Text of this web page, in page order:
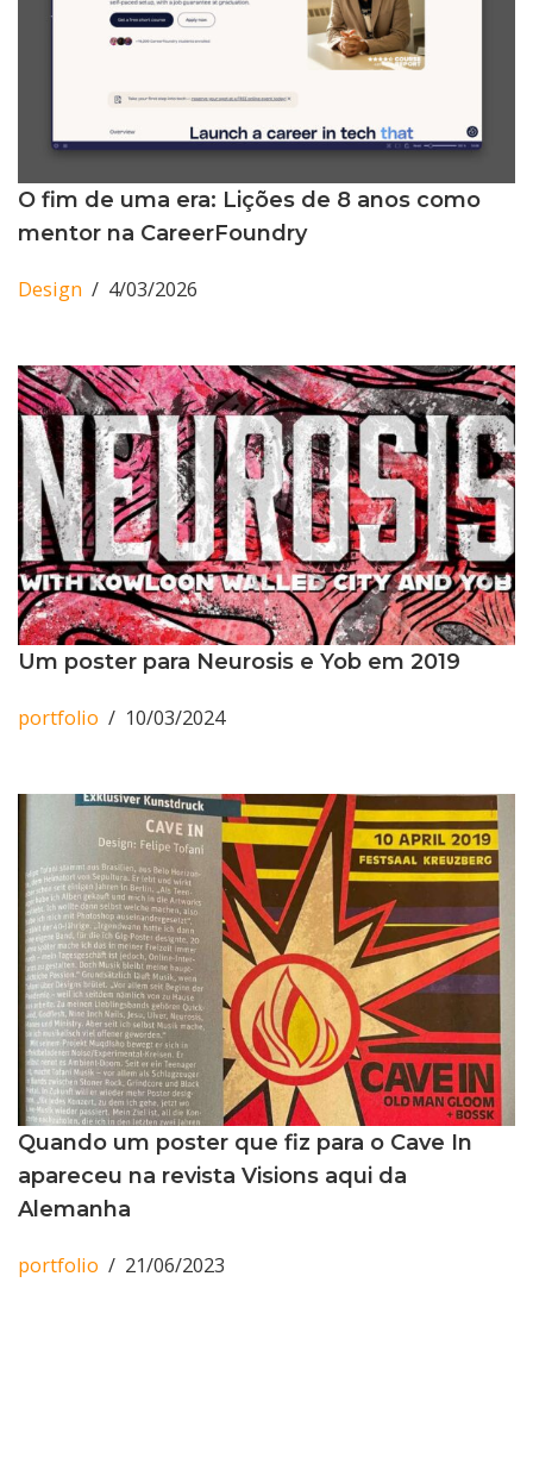
O fim de uma era: Lições de 8 anos como
mentor na CareerFoundry
Design 4/03/2026
Um poster para Neurosis e Yob em 2019
portfolio 10/03/2024
Quando um poster que fiz para o Cave In
apareceu na revista Visions aqui da
Alemanha
portfolio 21/06/2023